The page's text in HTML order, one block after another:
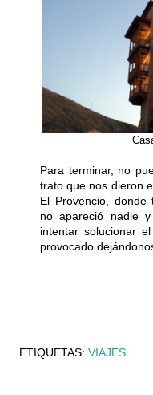
Para terminar, no
trato que nos dieron
El Provencio,
no apareció nadie
intentar solucionar
provocado
ETIQUETAS: VIAJES